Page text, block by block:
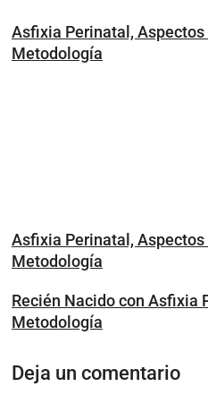
Asfixia Perinatal, Aspectos
Metodología
Asfixia Perinatal,
Metodología
Recién Nacido con Asfixia
Metodología
Deja un comentario